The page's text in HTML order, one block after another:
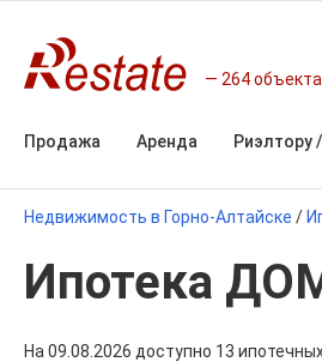
264
Продажа Аренда Риэлтору
Недвижимость в Горно-Алтайске /
Ипотека
На 09.08.2026 доступно 13